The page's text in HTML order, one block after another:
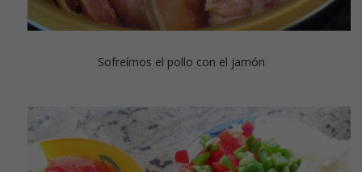
Sofreímos el pollo con el jamón